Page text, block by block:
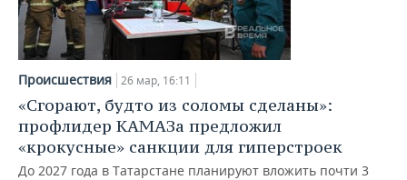
Происшествия 26 мар, 16:11
«Сгорают, будто из соломы сделаны»:
профлидер КАМАЗа предложил
«крокусные» санкции для гиперстроек
До 2027 года в Татарстане планируют вложить почти 3